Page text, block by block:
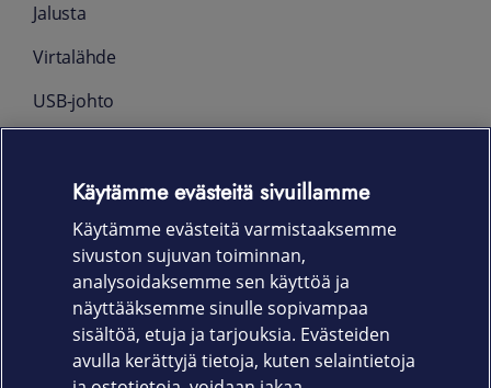
Jalusta
Virtalähde
USB-johto
Ohjeet
Pikaopas
Takuu
24 kk
Käytämme evästeitä sivuillamme
Käytämme evästeitä varmistaaksemme
sivuston sujuvan toiminnan,
analysoidaksemme sen käyttöä ja
näyttääksemme sinulle sopivampaa
sisältöä, etuja ja tarjouksia. Evästeiden
avulla kerättyjä tietoja, kuten selaintietoja